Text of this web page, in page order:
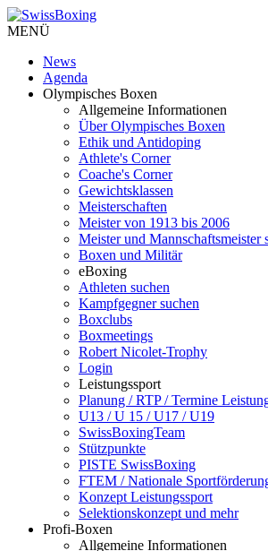
MENÜ
News
Agenda
Olympisches Boxen
Allgemeine Informationen
Über Olympisches Boxen
Ethik und Antidoping
Athlete's Corner
Coache's Corner
Gewichtsklassen
Meisterschaften
Meister von 1913 bis 2006
Meister und Mannschaftsmeister
Boxen und Militär
eBoxing
Athleten suchen
Kampfgegner suchen
Boxclubs
Boxmeetings
Robert Nicolet-Trophy
Login
Leistungssport
Planung / RTP / Termine
U13 / U 15 / U17 / U19
SwissBoxingTeam
Stützpunkte
PISTE SwissBoxing
FTEM / Nationale
Konzept Leistungssport
Selektionskonzept und mehr
Profi-Boxen
Allgemeine Informationen